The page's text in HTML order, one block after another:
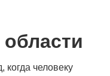
когда человеку